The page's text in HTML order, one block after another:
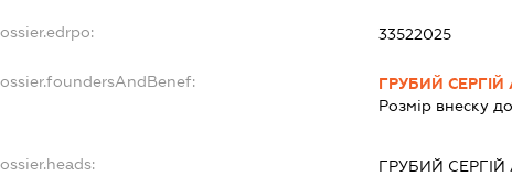
33522025
ГРУБИЙ
Розмір внеску
ГРУБИЙ